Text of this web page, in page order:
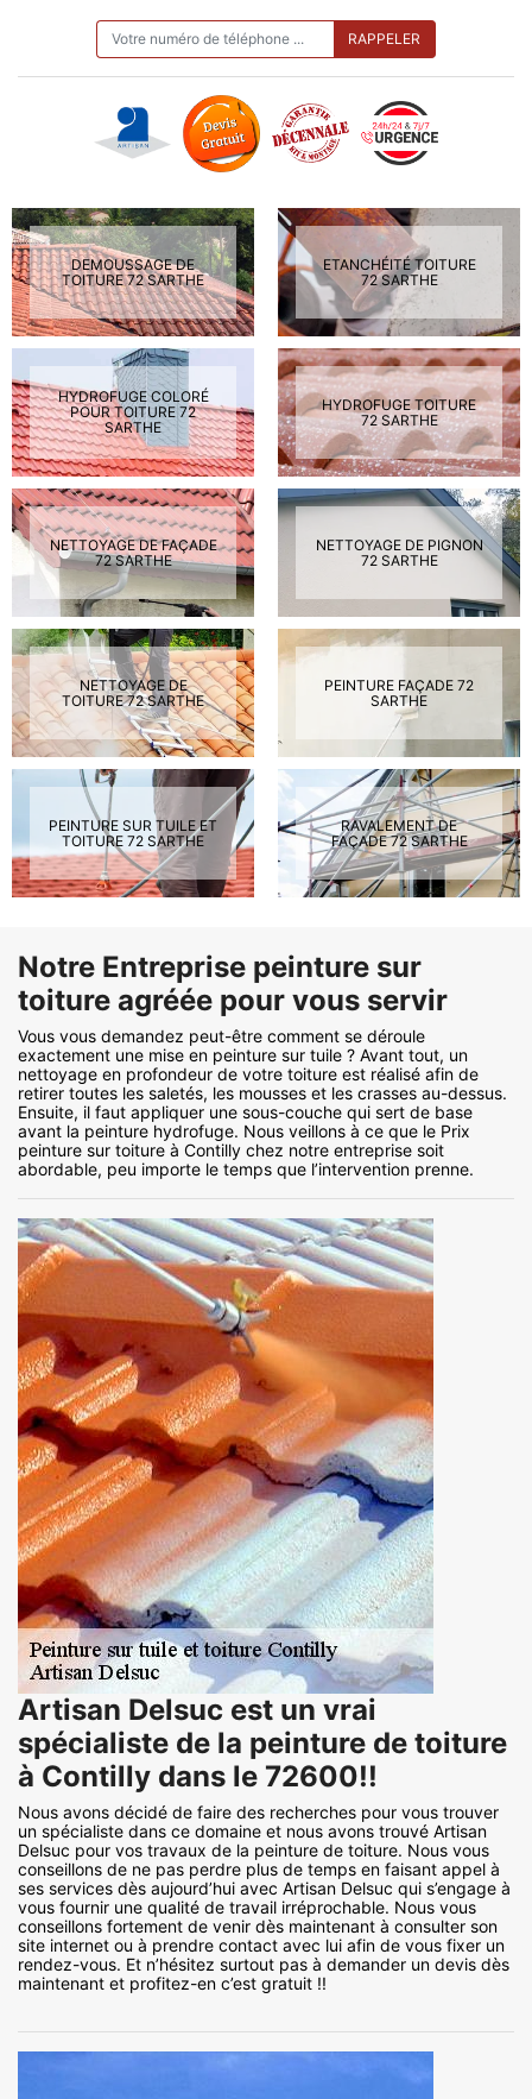
DEMOUSSAGE DE
TOITURE 72 SARTHE
ETANCHÉITÉ TOITURE
72 SARTHE
HYDROFUGE COLORÉ
POUR TOITURE 72
SARTHE
HYDROFUGE TOITURE
72 SARTHE
NETTOYAGE DE FAÇADE
72 SARTHE
NETTOYAGE DE PIGNON
72 SARTHE
NETTOYAGE DE
TOITURE 72 SARTHE
PEINTURE FAÇADE 72
SARTHE
PEINTURE SUR TUILE ET
TOITURE 72 SARTHE
RAVALEMENT DE
FAÇADE 72 SARTHE
Notre Entreprise peinture sur
toiture agréée pour vous servir
Vous vous demandez peut-être comment se déroule
exactement une mise en peinture sur tuile ? Avant tout, un
nettoyage en profondeur de votre toiture est réalisé afin de
retirer toutes les saletés, les mousses et les crasses au-dessus.
Ensuite, il faut appliquer une sous-couche qui sert de base
avant la peinture hydrofuge. Nous veillons à ce que le Prix
peinture sur toiture à Contilly chez notre entreprise soit
abordable, peu importe le temps que l’intervention prenne.
Artisan Delsuc est un vrai
spécialiste de la peinture de toiture
à Contilly dans le 72600!!
Nous avons décidé de faire des recherches pour vous trouver
un spécialiste dans ce domaine et nous avons trouvé Artisan
Delsuc pour vos travaux de la peinture de toiture. Nous vous
conseillons de ne pas perdre plus de temps en faisant appel à
ses services dès aujourd’hui avec Artisan Delsuc qui s’engage à
vous fournir une qualité de travail irréprochable. Nous vous
conseillons fortement de venir dès maintenant à consulter son
site internet ou à prendre contact avec lui afin de vous fixer un
rendez-vous. Et n’hésitez surtout pas à demander un devis dès
maintenant et profitez-en c’est gratuit !!